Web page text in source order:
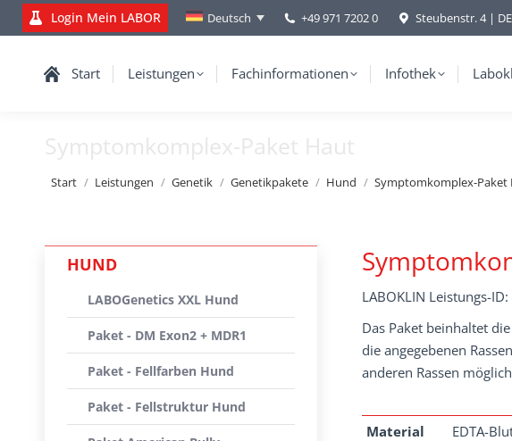
Login Mein LABOR Deutsch +49 971 7202 0 Steubenstr. 4 |
Start Leistungen Fachinformationen Infothek
Symptomkomplex-Paket Haut
Sie befinden sich hier:
Start Leistungen Genetik Genetikpakete Hund Symptomkomplex-Paket
LABOKLIN Leistungs-
Das Paket beinhaltet
die angegebenen
anderen Rassen
Material EDTA-
HUND
LABOGenetics XXL Hund
Paket - DM Exon2 + MDR1
Paket - Fellfarben Hund
Paket - Fellstruktur Hund